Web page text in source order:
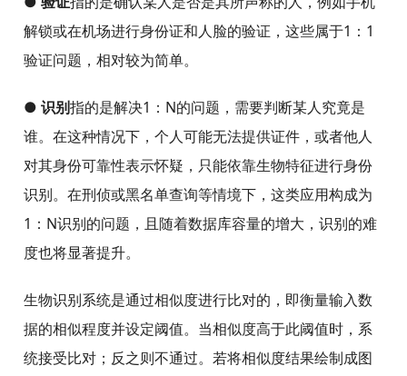
解锁或在机场进行身份证和人脸的验证，这些属于1：1
验证问题，相对较为简单。
● 识别指的是解决1：N的问题，需要判断某人究竟是
谁。在这种情况下，个人可能无法提供证件，或者他人
对其身份可靠性表示怀疑，只能依靠生物特征进行身份
识别。在刑侦或黑名单查询等情境下，这类应用构成为
1：N识别的问题，且随着数据库容量的增大，识别的难
度也将显著提升。
生物识别系统是通过相似度进行比对的，即衡量输入数
据的相似程度并设定阈值。当相似度高于此阈值时，系
统接受比对；反之则不通过。若将相似度结果绘制成图